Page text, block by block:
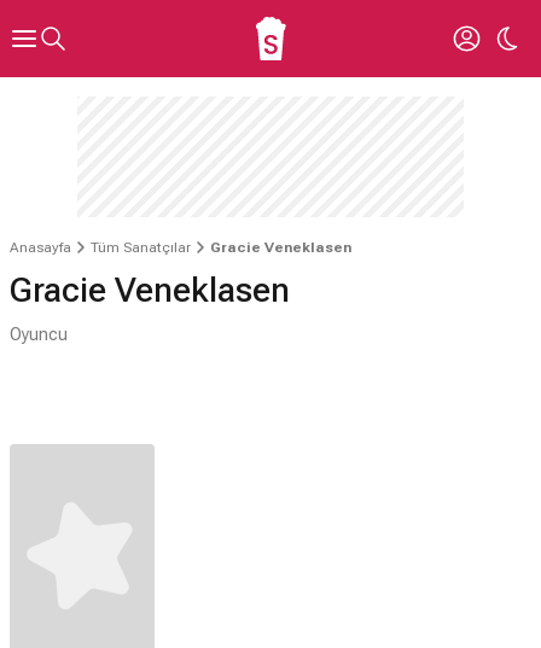
Anasayfa Tüm Sanatçılar Gracie Veneklasen
Gracie Veneklasen
Oyuncu